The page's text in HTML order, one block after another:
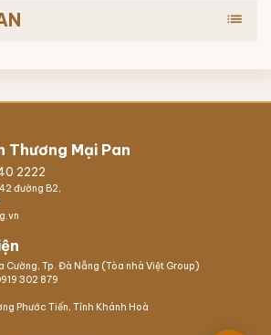
list
Thương Mại Pan
2222
đường B2,
Tp. Đà Nẵng (Tòa nhà Việt Group)
302 879
Phước Tiến, Tỉnh Khánh Hoà